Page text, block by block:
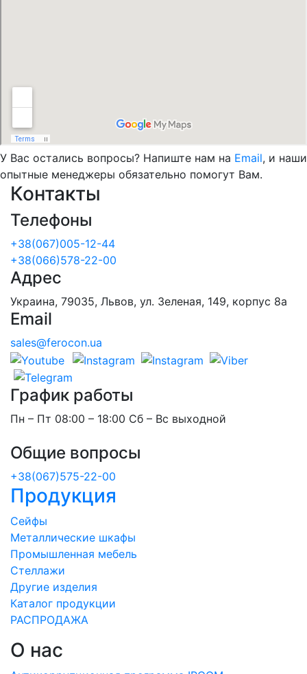
У Вас остались вопросы? Напиште нам на Email, и наши
опытные менеджеры обязательно помогут Вам.
Контакты
Телефоны
+38(067)005-12-44
+38(066)578-22-00
Адрес
Украина, 79035, Львов, ул. Зеленая, 149, корпус 8а
Email
sales@ferocon.ua
График работы
Пн – Пт 08:00 – 18:00 Сб – Вс выходной
Общие вопросы
+38(067)575-22-00
Продукция
Сейфы
Металлические шкафы
Промышленная мебель
Стеллажи
Другие изделия
Каталог продукции
РАСПРОДАЖА
О нас